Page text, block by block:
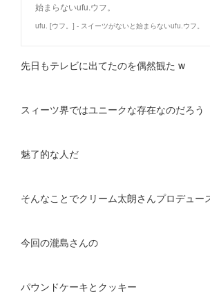
始まらないufu.ウフ。
ufu. [ウフ。] - スイーツがないと始まらないufu.ウフ。
先日もテレビに出てたのを偶然観た w
スィーツ界ではユニークな存在なのだろう
魅了的な人だ
そんなことでクリーム太朗さんプロデュー
今回の瀧島さんの
パウンドケーキとクッキー